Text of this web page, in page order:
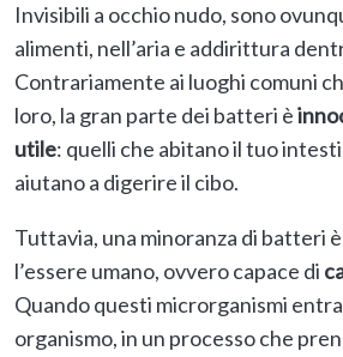
Invisibili a occhio nudo, sono
alimenti, nell’aria e addirittura
Contrariamente ai luoghi comuni
loro, la gran parte dei batteri è
utile: quelli che abitano il tuo
aiutano a digerire il cibo.
Tuttavia, una minoranza di batteri è
l’essere umano, ovvero capace di
Quando questi microrganismi
organismo, in un processo che